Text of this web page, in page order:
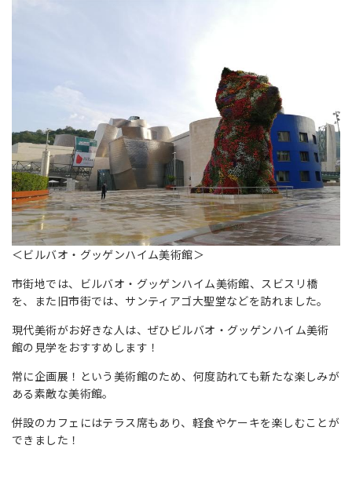
＜ビルバオ・グッゲンハイム美術館＞
市街地では、ビルバオ・グッゲンハイム美術館、スビスリ橋
を、また旧市街では、サンティアゴ大聖堂などを訪れました。
現代美術がお好きな人は、ぜひビルバオ・グッゲンハイム美術
館の見学をおすすめします！
常に企画展！という美術館のため、何度訪れても新たな楽しみが
ある素敵な美術館。
併設のカフェにはテラス席もあり、軽食やケーキを楽しむことが
できました！